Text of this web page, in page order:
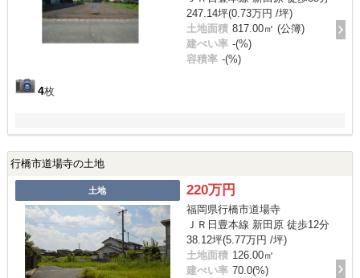
4枚
247.14坪(0.73万円 /坪)
土地面積 817.00㎡ (公簿)
建ぺい率 -(%)
容積率 -(%)
行橋市道場寺の土地
土地 220万円
福岡県行橋市道場寺
ＪＲ日豊本線 新田原 徒歩12分
38.12坪(5.77万円 /坪)
土地面積 126.00㎡
建ぺい率 70.0(%)